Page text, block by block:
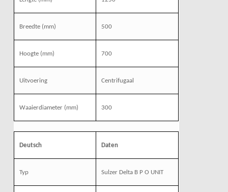
Breedte (mm) 500
Hoogte (mm) 700
Uitvoering Centrifugaal
Waaierdiameter (mm) 300
Deutsch Daten
Typ Sulzer Delta B P O UNIT